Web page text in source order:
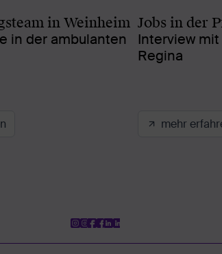
in Weinheim
in der ambulanten
Jobs in der
Interview
Regina
mehr